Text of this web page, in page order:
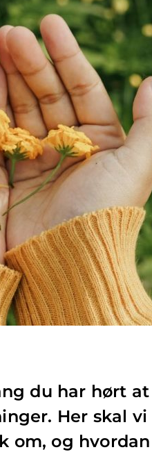
du har hørt
Her skal
om, og